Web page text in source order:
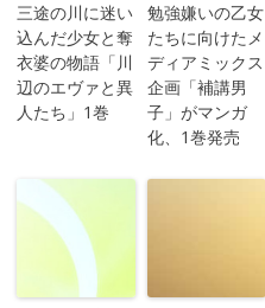
三途の川に迷い
込んだ少女と奪
衣婆の物語「川
辺のエヴァと異
人たち」1巻
勉強嫌いの乙女
たちに向けたメ
ディアミックス
企画「補講男
子」がマンガ
化、1巻発売